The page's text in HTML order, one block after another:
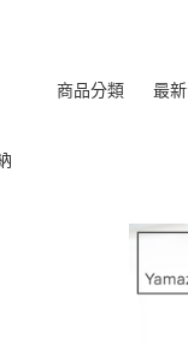
商品分類 最